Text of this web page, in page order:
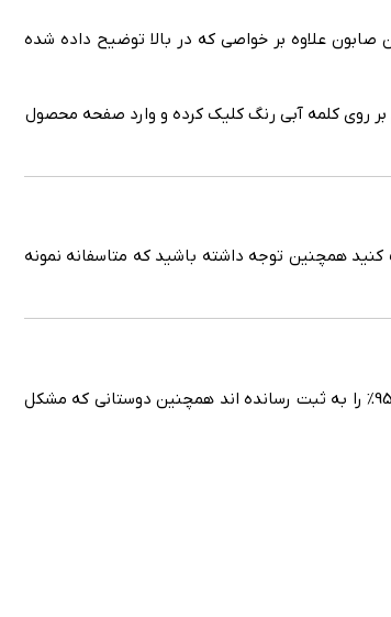
علاوه بر خواصی که در بالا توضیح داده شده
روی کلمه آبی رنگ کلیک کرده و وارد صفحه محصول
از سایر فروشگاه ها تهیه و مصرف کنید همچنین توجه داشته باشید که متاسفانه نمونه
و همچنین موارد استفاده و جوابدهی آن را در زیر همین مطلب به راحتی قابل مشاهده میباشد و مصرف کنندگان این محصول رضایت بالای 95% را به ثبت رسانده اند همچنین دوستانی که مشکل